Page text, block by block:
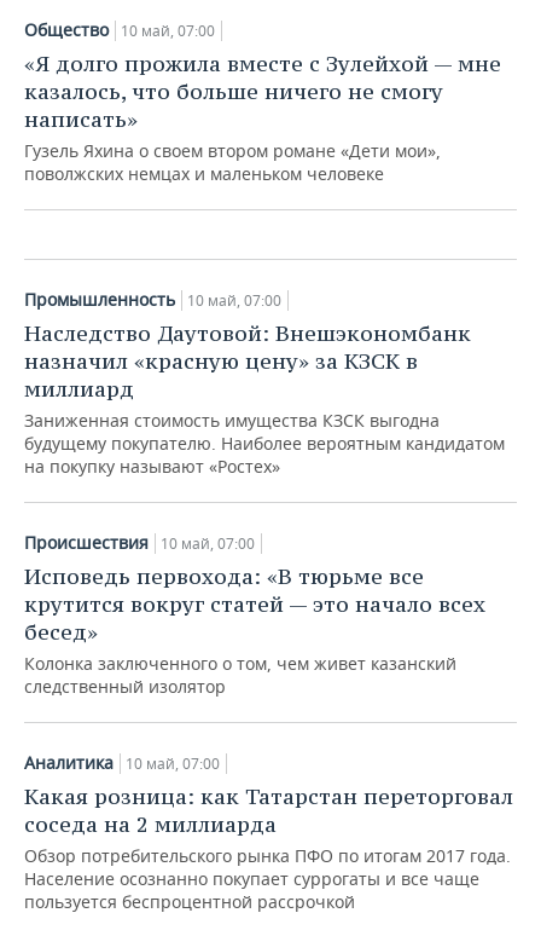
Общество 10 май, 07:00
«Я долго прожила вместе с Зулейхой — мне
казалось, что больше ничего не смогу
написать»
Гузель Яхина о своем втором романе «Дети мои»,
поволжских немцах и маленьком человеке
Общество
Арена смешения: как булгары
подарили имя предкам венгров, а те
увлекли соседей в Европу
Промышленность 10 май, 07:00
Наследство Даутовой: Внешэкономбанк
назначил «красную цену» за КЗСК в
миллиард
Заниженная стоимость имущества КЗСК выгодна
будущему покупателю. Наиболее вероятным кандидатом
на покупку называют «Ростех»
Происшествия 10 май, 07:00
Исповедь первохода: «В тюрьме все
крутится вокруг статей — это начало всех
бесед»
Колонка заключенного о том, чем живет казанский
следственный изолятор
Аналитика 10 май, 07:00
Какая розница: как Татарстан переторговал
соседа на 2 миллиарда
Обзор потребительского рынка ПФО по итогам 2017 года.
Население осознанно покупает суррогаты и все чаще
пользуется беспроцентной рассрочкой